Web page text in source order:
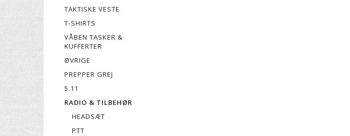
TAKTISKE VESTE
T-SHIRTS
VÅBEN TASKER &
KUFFERTER
ØVRIGE
PREPPER GREJ
5.11
RADIO & TILBEHØR
HEADSÆT
PTT